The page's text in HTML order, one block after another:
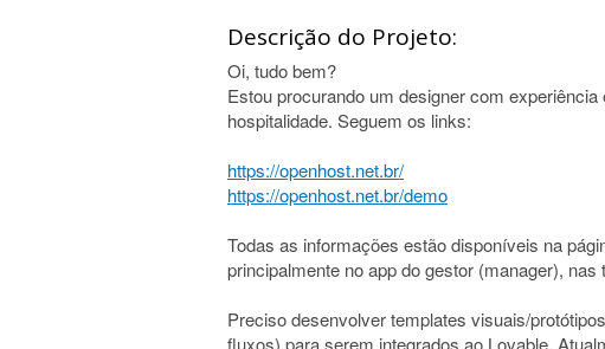
Descrição do Projeto:
Oi, tudo bem?
Estou procurando um designer com
hospitalidade. Seguem os links:
https://openhost.net.br/
https://openhost.net.br/demo
Todas as informações estão disponíveis na
principalmente no app do gestor (manager),
Preciso desenvolver templates visuais/
fluxos) para serem integrados ao Lovable.